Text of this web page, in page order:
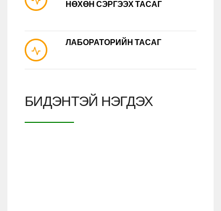
НӨХӨН СЭРГЭЭХ ТАСАГ
ЛАБОРАТОРИЙН ТАСАГ
БИДЭНТЭЙ НЭГДЭХ